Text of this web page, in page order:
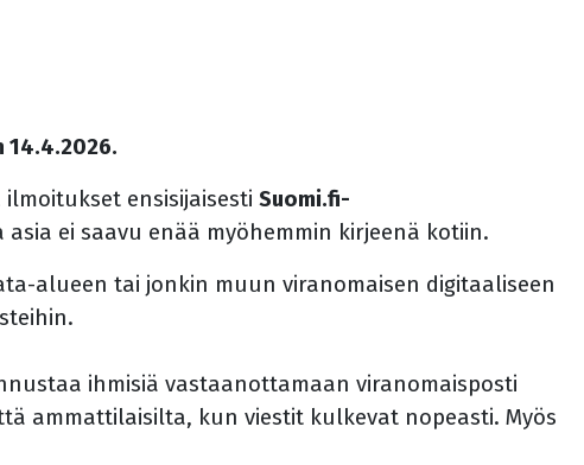
ensisijaisesti Suomi.fi-
ei saavu enää myöhemmin kirjeenä kotiin.
alueen tai jonkin muun viranomaisen digitaaliseen
ihmisiä vastaanottamaan viranomaisposti
ammattilaisilta, kun viestit kulkevat nopeasti. Myös